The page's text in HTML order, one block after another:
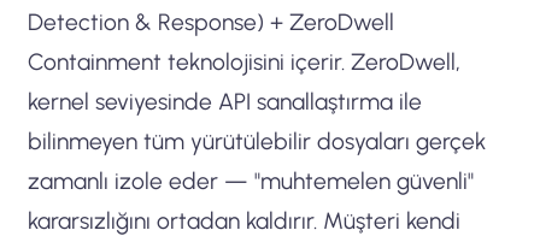
Detection & Response) + ZeroDwell
Containment teknolojisini içerir. ZeroDwell,
kernel seviyesinde API sanallaştırma ile
bilinmeyen tüm yürütülebilir dosyaları gerçek
zamanlı izole eder — "muhtemelen güvenli"
kararsızlığını ortadan kaldırır. Müşteri kendi